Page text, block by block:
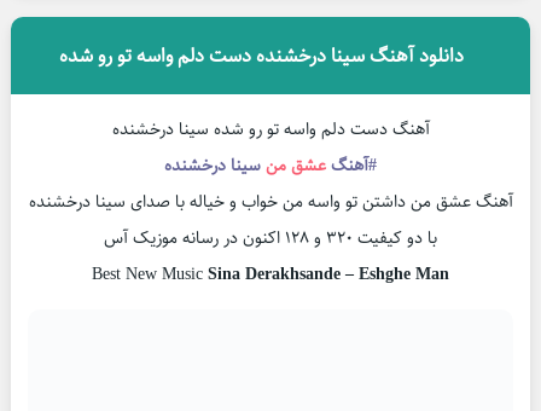
دانلود آهنگ سینا درخشنده دست دلم واسه تو رو شده
آهنگ دست دلم واسه تو رو شده سینا درخشنده
#آهنگعشق منسینا درخشنده
آهنگ عشق من داشتن تو واسه من خواب و خیاله با صدای سینا درخشنده
با دو کیفیت ۳۲۰ و ۱۲۸ اکنون در رسانه موزیک آس
Best New MusicSina Derakhsande – Eshghe Man